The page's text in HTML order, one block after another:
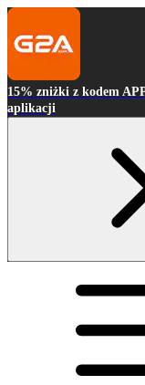
15% zniżki z kodem
aplikacji